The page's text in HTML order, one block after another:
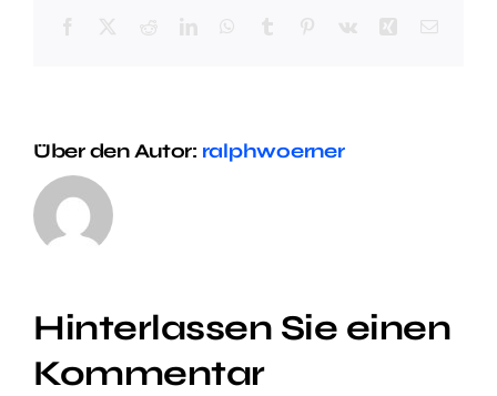
Facebook RedditLinkedInWhatsApp
Tumblr Pinterest
Vk XingE-
Über den Autor: ralphwoerner
Hinterlassen Sie einen
Kommentar